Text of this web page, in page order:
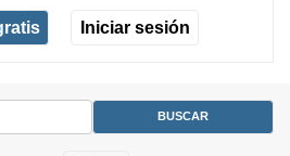
Iniciar sesión